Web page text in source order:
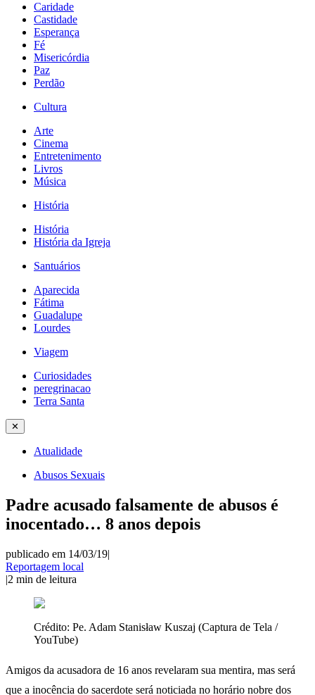
Caridade
Castidade
Esperança
Fé
Misericórdia
Paz
Perdão
Cultura
Arte
Cinema
Entretenimento
Livros
Música
História
História
História da Igreja
Santuários
Aparecida
Fátima
Guadalupe
Lourdes
Viagem
Curiosidades
peregrinacao
Terra Santa
✕
Atualidade
Abusos Sexuais
Padre acusado falsamente de abusos é
inocentado… 8 anos depois
publicado em 14/03/19|
Reportagem local
|2 min de leitura
Crédito: Pe. Adam Stanisław Kuszaj (Captura de Tela /
YouTube)
Amigos da acusadora de 16 anos revelaram sua mentira, mas será
que a inocência do sacerdote será noticiada no horário nobre dos